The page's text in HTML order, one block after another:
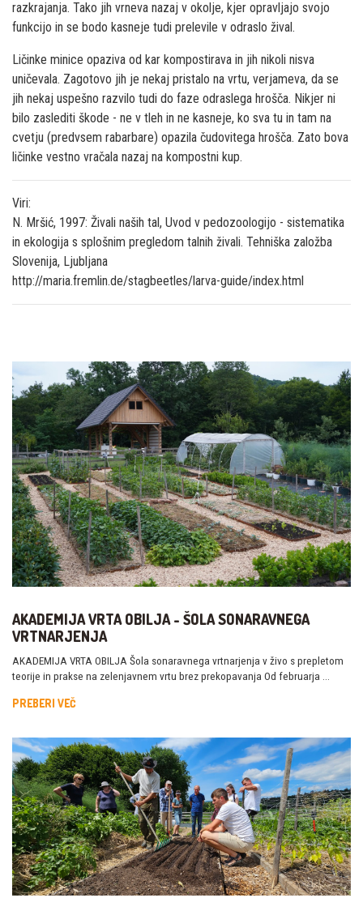
razkrajanja. Tako jih vrneva nazaj v okolje, kjer opravljajo svojo
funkcijo in se bodo kasneje tudi prelevile v odraslo žival.
Ličinke minice opaziva od kar kompostirava in jih nikoli nisva
uničevala. Zagotovo jih je nekaj pristalo na vrtu, verjameva, da se
jih nekaj uspešno razvilo tudi do faze odraslega hrošča. Nikjer ni
bilo zaslediti škode - ne v tleh in ne kasneje, ko sva tu in tam na
cvetju (predvsem rabarbare) opazila čudovitega hrošča. Zato bova
ličinke vestno vračala nazaj na kompostni kup.
Viri:
N. Mršić, 1997: Živali naših tal, Uvod v pedozoologijo - sistematika
in ekologija s splošnim pregledom talnih živali. Tehniška založba
Slovenija, Ljubljana
http://maria.fremlin.de/stagbeetles/larva-guide/index.html
AKADEMIJA VRTA OBILJA - ŠOLA SONARAVNEGA
VRTNARJENJA
AKADEMIJA VRTA OBILJA Šola sonaravnega vrtnarjenja v živo s prepletom
teorije in prakse na zelenjavnem vrtu brez prekopavanja Od februarja …
PREBERI VEČ